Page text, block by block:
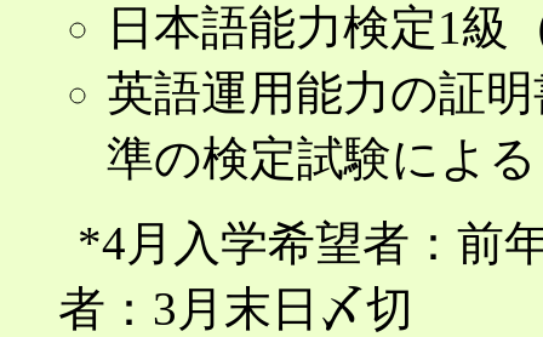
日本語能力検定1級
英語運用能力の証
準の検定試験によ
*4月入学希望者：前
者：3月末日〆切